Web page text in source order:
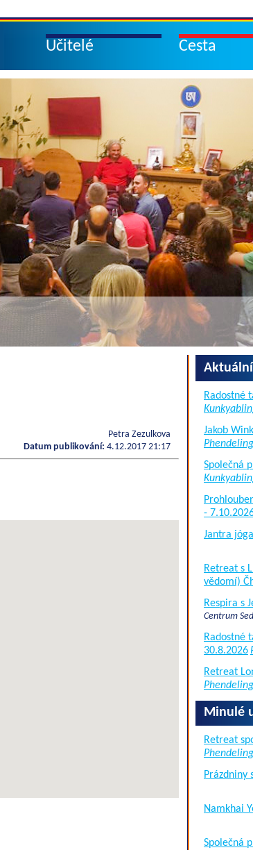
Učitelé Cesta
Petra Zezulkova
Datum publikování: 4.12.2017 21:17
Radostné
Jakob
Phendeling
Společná
-
Jantra
Retreat s
vědomí)
Respira s
Centrum
Radostné
30.8.2026
Retreat
Phendeling
Minulé
Retreat
Phendeling
Prázdniny
Namkhai
Společná